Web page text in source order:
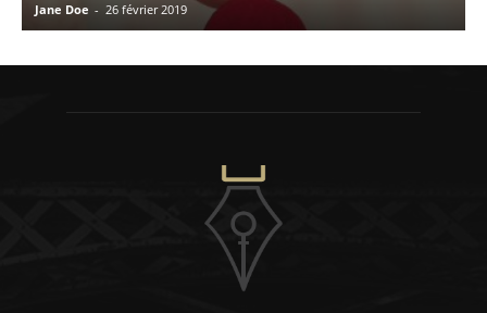
Jane Doe - 26 février 2019